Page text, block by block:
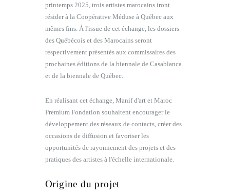
printemps 2025, trois artistes marocains iront
résider à la Coopérative Méduse à Québec aux
mêmes fins. À l'issue de cet échange, les dossiers
des Québécois et des Marocains seront
respectivement présentés aux commissaires des
prochaines éditions de la biennale de Casablanca
et de la biennale de Québec.
En réalisant cet échange, Manif d'art et Maroc
Premium Fondation souhaitent encourager le
développement des réseaux de contacts, créer des
occasions de diffusion et favoriser les
opportunités de rayonnement des projets et des
pratiques des artistes à l'échelle internationale.
Origine du projet